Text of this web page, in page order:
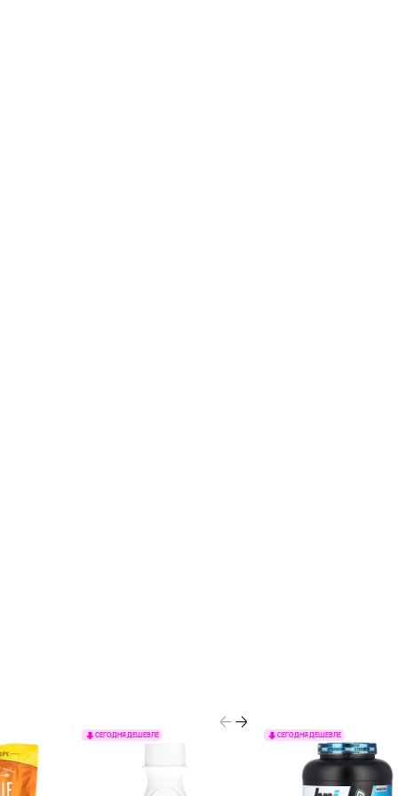
СЕГОДНЯ ДЕШЕВЛЕ СЕГОДНЯ ДЕШЕВЛЕ